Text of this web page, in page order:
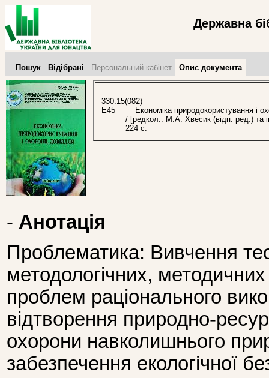
Державна
Пошук Відібрані Персональний кабінет Опис документа
330.15(082)
Е45
Економіка природокористування і
/ [редкол.: М.А. Хвесик (відп. ред.)
224 с.
- Анотація
Проблематика: Вивчення
методологічних,
проблем раціонального
відтворення природно-
охорони навколишнього
забезпечення екологічної